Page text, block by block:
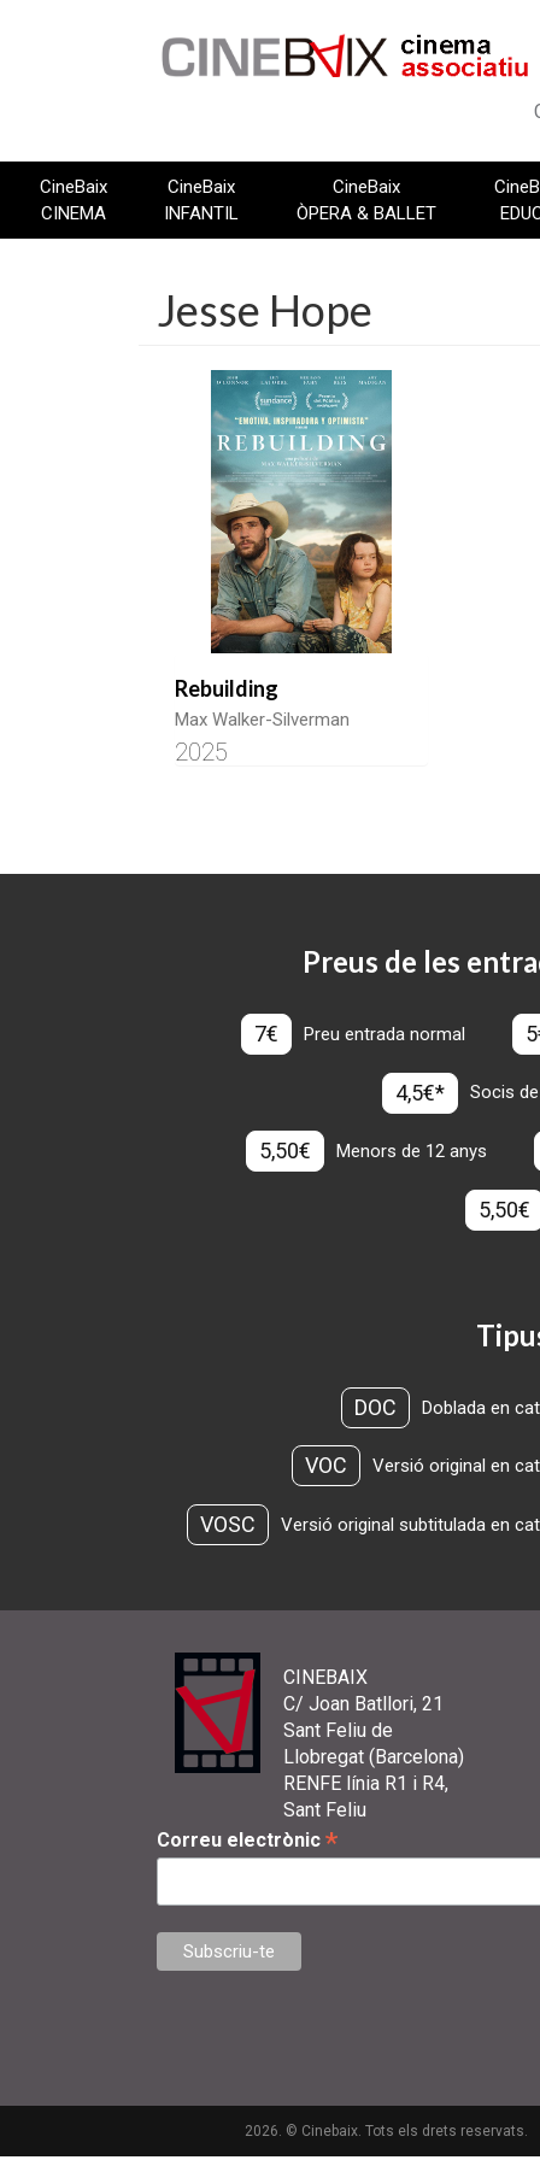
CineBaix
CINEMA
CineBaix
INFANTIL
CineBaix
ÒPERA & BALLET
Jesse Hope
Rebuilding
Max Walker-Silverman
2025
Preus de les
7€ Preu entrada normal
4,5€* Socis
5,50€ Menors de 12 anys
5,50€
DOC Doblada en
VOC Versió original en
VOSC Versió original subtitulada en
CINEBAIX
C/ Joan Batllori, 21
Sant Feliu de
Llobregat (Barcelona)
RENFE línia R1 i R4,
Sant Feliu
Correu electrònic *
2026. © Cinebaix. Tots els drets reservats.